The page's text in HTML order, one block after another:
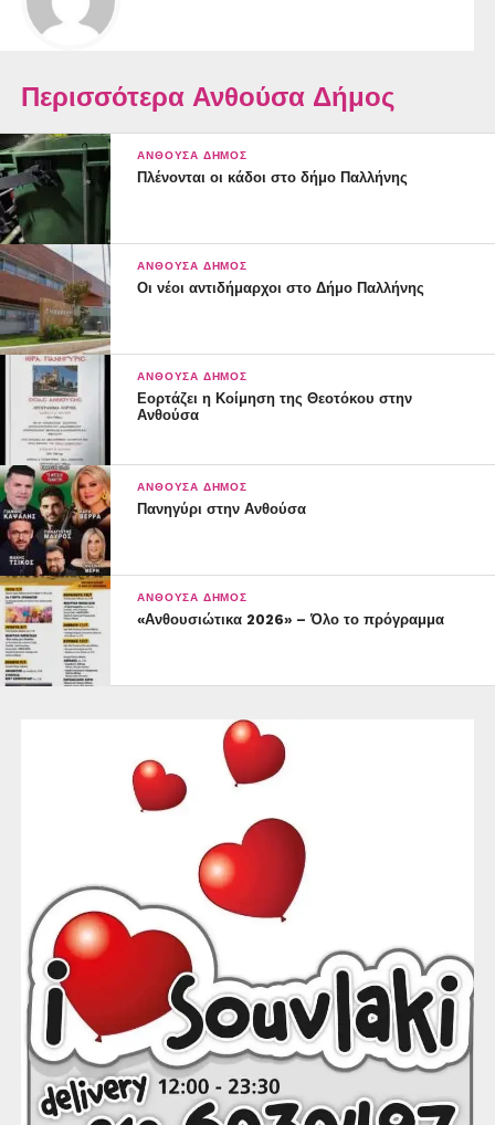
Περισσότερα Ανθούσα Δήμος
ΑΝΘΟΎΣΑ ΔΉΜΟΣ
Πλένονται οι κάδοι στο δήμο Παλλήνης
ΑΝΘΟΎΣΑ ΔΉΜΟΣ
Οι νέοι αντιδήμαρχοι στο Δήμο Παλλήνης
ΑΝΘΟΎΣΑ ΔΉΜΟΣ
Εορτάζει η Κοίμηση της Θεοτόκου στην
Ανθούσα
ΑΝΘΟΎΣΑ ΔΉΜΟΣ
Πανηγύρι στην Ανθούσα
ΑΝΘΟΎΣΑ ΔΉΜΟΣ
«Ανθουσιώτικα 2026» – Όλο το πρόγραμμα